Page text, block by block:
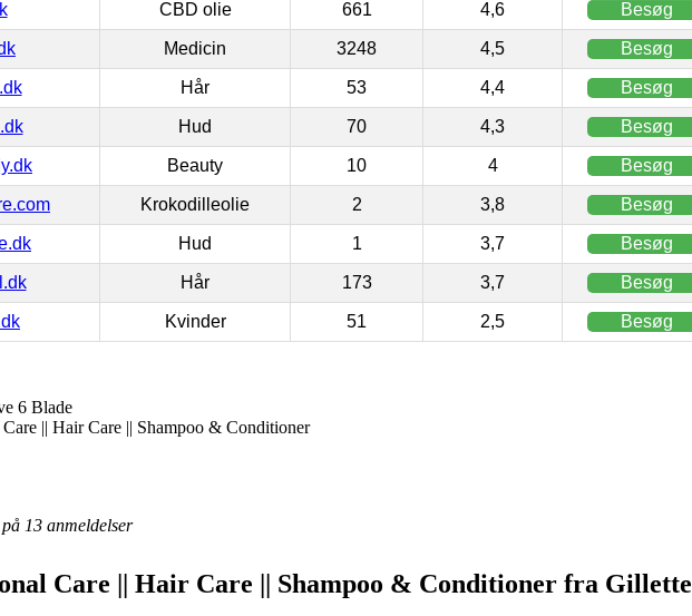
CBD olie 661 4,6 Besøg
Medicin 3248 4,5 Besøg
Hår 53 4,4 Besøg
Hud 70 4,3 Besøg
Beauty 10 4 Besøg
Krokodilleolie 2 3,8 Besøg
Hud 1 3,7 Besøg
Hår 173 3,7 Besøg
Kvinder 51 2,5 Besøg
6 Blade
|| Hair Care || Shampoo & Conditioner
13 anmeldelser
Care || Hair Care || Shampoo & Conditioner fra Gillette